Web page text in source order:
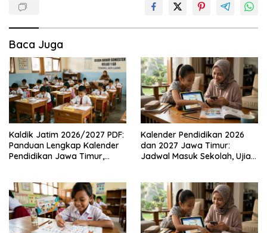
Baca Juga
Kaldik Jatim 2026/2027 PDF:
Panduan Lengkap Kalender
Pendidikan Jawa Timur,
Kalender Pendidikan 2026
dan 2027 Jawa Timur:
Jadwal Masuk Sekolah, Ujian,